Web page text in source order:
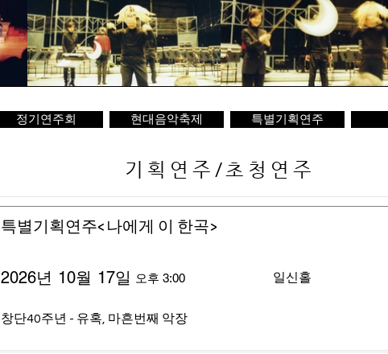
정기연주회 현대음악축제 특별기획연주
기획연주/초청연주
특별기획연주<나에게 이 한곡>
오후 3:00
2026년 10월 17일 일신홀
창단40주년 - 유혹, 마흔번째 악장